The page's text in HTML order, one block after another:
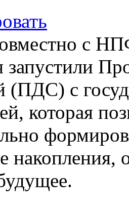
с
запустили
(ПДС) с
которая
накопления,